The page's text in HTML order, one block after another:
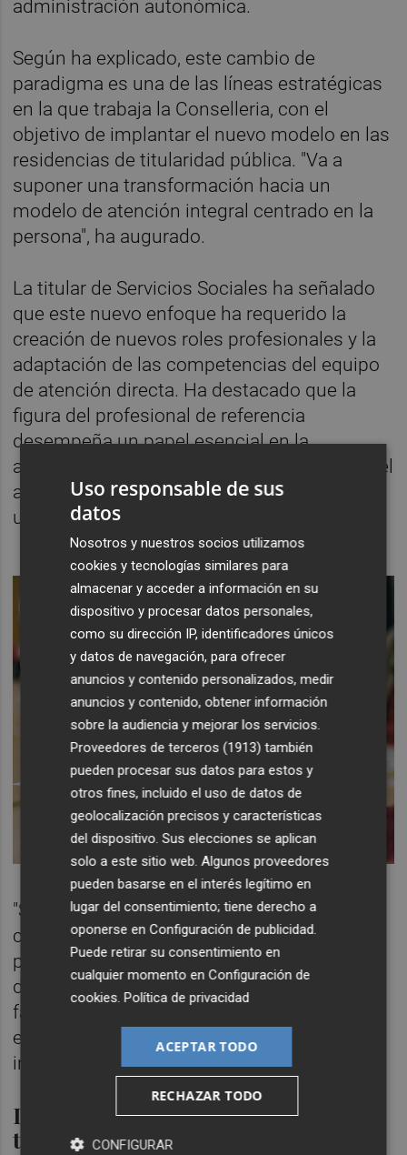
administración autonómica.
Según ha explicado, este cambio de
paradigma es una de las líneas estratégicas
en la que trabaja la Conselleria, con el
objetivo de implantar el nuevo modelo en las
residencias de titularidad pública. "Va a
suponer una transformación hacia un
modelo de atención integral centrado en la
persona", ha augurado.
La titular de Servicios Sociales ha señalado
que este nuevo enfoque ha requerido la
creación de nuevos roles profesionales y la
adaptación de las competencias del equipo
de atención directa. Ha destacado que la
figura del profesional de referencia
desempeña un papel esencial en la
aplicación de este modelo y, por otra parte, el
ambiente físico en las residencias adquiere
una gran relevancia.
"Se han creado espacios unidades de
convivencia que combinan espacios
públicos y privados, facilitando una rutina
diaria similar a la del entorno doméstico y
favoreciendo las relaciones interpersonales
entre residentes y profesionales", ha
indicado.
Implantación de nuevas
tecnologías
Uso responsable de sus
datos
Nosotros y nuestros socios utilizamos
cookies y tecnologías similares para
almacenar y acceder a información en su
dispositivo y procesar datos personales,
como su dirección IP, identificadores únicos
y datos de navegación, para ofrecer
anuncios y contenido personalizados, medir
anuncios y contenido, obtener información
sobre la audiencia y mejorar los servicios.
Proveedores de terceros (1913) también
pueden procesar sus datos para estos y
otros fines, incluido el uso de datos de
geolocalización precisos y características
del dispositivo. Sus elecciones se aplican
solo a este sitio web. Algunos proveedores
pueden basarse en el interés legítimo en
lugar del consentimiento; tiene derecho a
oponerse enConfiguración de publicidad.
Puede retirar su consentimiento en
cualquier momento enConfiguración de
cookies.Política de privacidad
ACEPTAR TODO
RECHAZAR TODO
CONFIGURAR